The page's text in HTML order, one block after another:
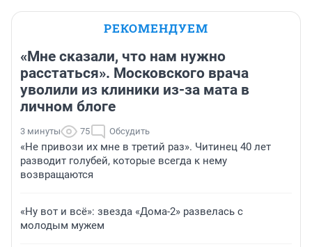
РЕКОМЕНДУЕМ
«Мне сказали, что нам нужно
расстаться». Московского врача
уволили из клиники из-за мата в
личном блоге
3 минуты 75 Обсудить
«Не привози их мне в третий раз». Читинец 40 лет
разводит голубей, которые всегда к нему
возвращаются
«Ну вот и всё»: звезда «Дома-2» развелась с
молодым мужем